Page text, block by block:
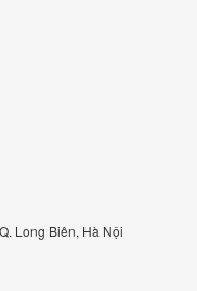
Long Biên, Hà Nội